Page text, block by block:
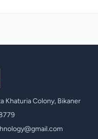
Khaturia Colony, Bikaner